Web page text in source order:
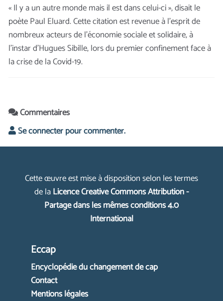
« Il y a un autre monde mais il est dans celui-ci », disait le
poète Paul Eluard. Cette citation est revenue à l’esprit de
nombreux acteurs de l’économie sociale et solidaire, à
l’instar d’Hugues Sibille, lors du premier confinement face à
la crise de la Covid-19.
Commentaires
Se connecter pour commenter.
Cette œuvre est mise à disposition selon les termes
de laLicence Creative Commons Attribution -
Partage dans les mêmes conditions 4.0
International
Eccap
Encyclopédie du changement de cap
Contact
Mentions légales